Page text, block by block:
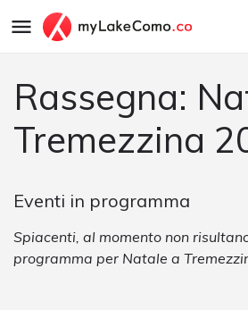
Rassegna:
Tremezzina
Eventi in programma
Spiacenti, al momento non
programma per Natale a